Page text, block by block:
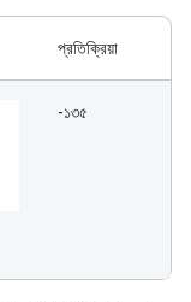
প্রতিক্রিয়া
-১৩৫